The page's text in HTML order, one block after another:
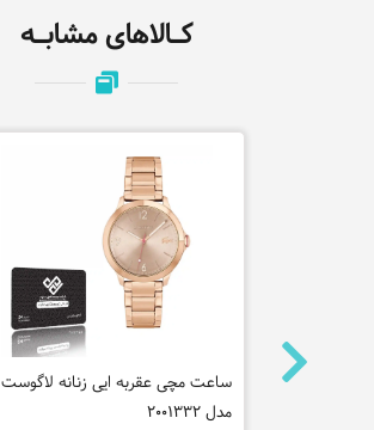
کـالاهای مشابـه
ساعت مچی عقربه ایی زنانه لاگوست
مدل 2001332